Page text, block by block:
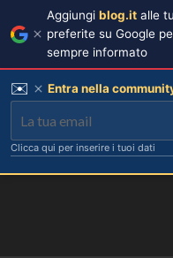
Aggiungi blog.it alle
preferite su Google
sempre informato
✉️ Entra nella
Clicca qui per inserire i tuoi dati